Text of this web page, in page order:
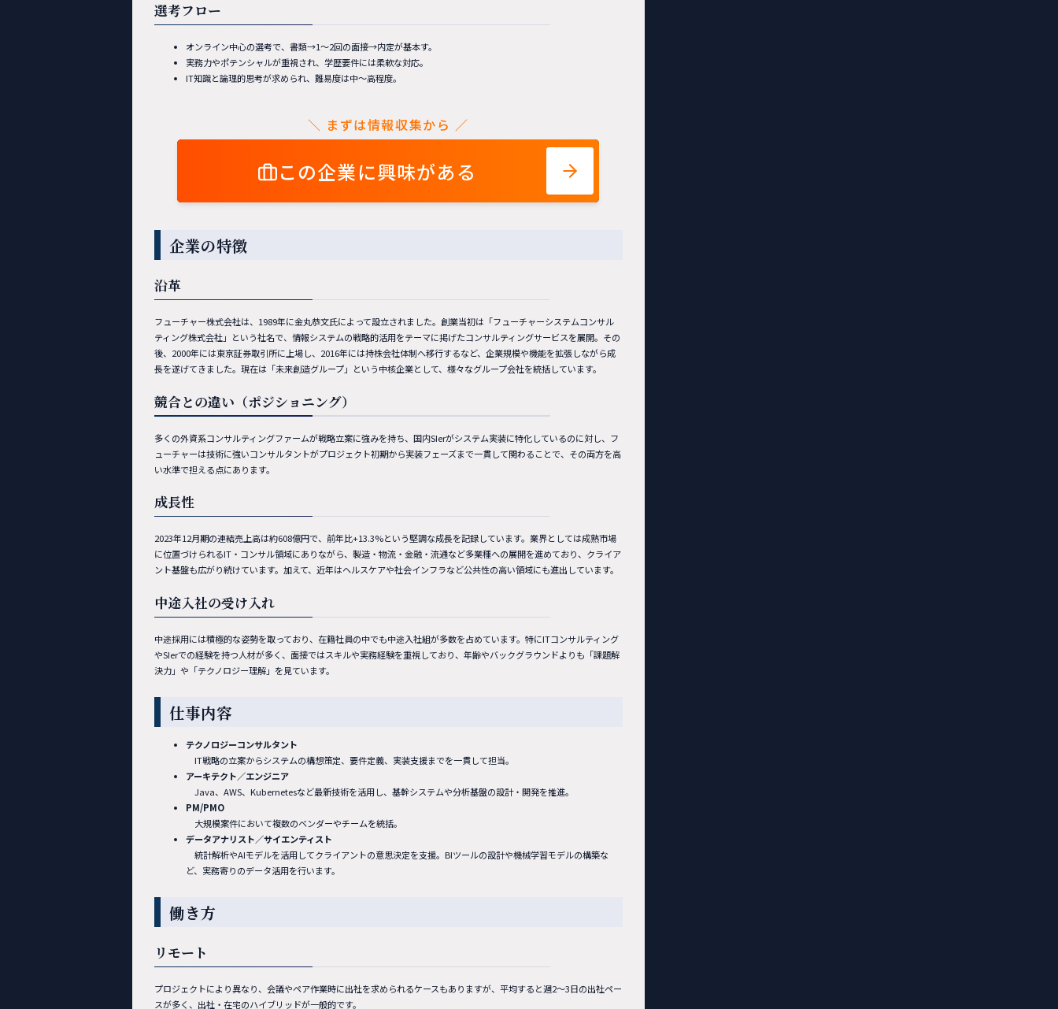
選考フロー
オンライン中心の選考で、書類→1〜2回の面接→内定が基本す。
実務力やポテンシャルが重視され、学歴要件には柔軟な対応。
IT知識と論理的思考が求められ、難易度は中〜高程度。
＼ まずは情報収集から ／
この企業に興味がある
企業の特徴
沿革
フューチャー株式会社は、1989年に金丸恭文氏によって設立されました。創業当初は「フューチャーシステムコンサル
ティング株式会社」という社名で、情報システムの戦略的活用をテーマに掲げたコンサルティングサービスを展開。その
後、2000年には東京証券取引所に上場し、2016年には持株会社体制へ移行するなど、企業規模や機能を拡張しながら成
長を遂げてきました。現在は「未来創造グループ」という中核企業として、様々なグループ会社を統括しています。
競合との違い（ポジショニング）
多くの外資系コンサルティングファームが戦略立案に強みを持ち、国内SIerがシステム実装に特化しているのに対し、フ
ューチャーは技術に強いコンサルタントがプロジェクト初期から実装フェーズまで一貫して関わることで、その両方を高
い水準で担える点にあります。
成長性
2023年12月期の連結売上高は約608億円で、前年比+13.3%という堅調な成長を記録しています。業界としては成熟市場
に位置づけられるIT・コンサル領域にありながら、製造・物流・金融・流通など多業種への展開を進めており、クライア
ント基盤も広がり続けています。加えて、近年はヘルスケアや社会インフラなど公共性の高い領域にも進出しています。
中途入社の受け入れ
中途採用には積極的な姿勢を取っており、在籍社員の中でも中途入社組が多数を占めています。特にITコンサルティング
やSIerでの経験を持つ人材が多く、面接ではスキルや実務経験を重視しており、年齢やバックグラウンドよりも「課題解
決力」や「テクノロジー理解」を見ています。
仕事内容
テクノロジーコンサルタント
IT戦略の立案からシステムの構想策定、要件定義、実装支援までを一貫して担当。
アーキテクト／エンジニア
Java、AWS、Kubernetesなど最新技術を活用し、基幹システムや分析基盤の設計・開発を推進。
PM/PMO
大規模案件において複数のベンダーやチームを統括。
データアナリスト／サイエンティスト
統計解析やAIモデルを活用してクライアントの意思決定を支援。BIツールの設計や機械学習モデルの構築な
ど、実務寄りのデータ活用を行います。
働き方
リモート
プロジェクトにより異なり、会議やペア作業時に出社を求められるケースもありますが、平均すると週2〜3日の出社ペー
スが多く、出社・在宅のハイブリッドが一般的です。